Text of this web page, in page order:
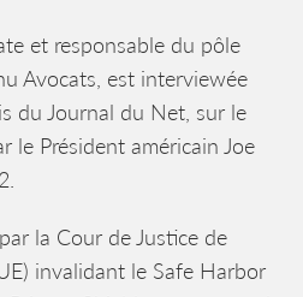
et responsable du pôle
Avocats, est interviewée
du Journal du Net, sur le
le Président américain Joe
la Cour de Justice de
invalidant le Safe Harbor